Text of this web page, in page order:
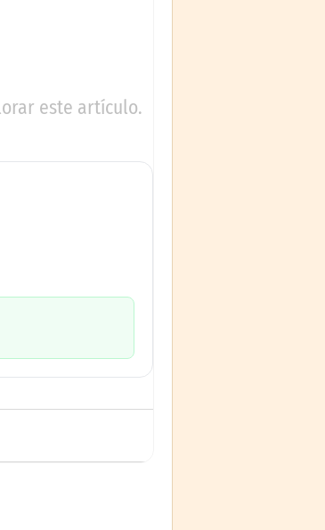
este artículo.